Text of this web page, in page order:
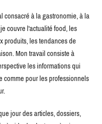
consacré à la gastronomie, à la
couvre l'actualité food, les
les tendances de
Mon travail consiste à
les informations qui
pour les professionnels
jour des articles, dossiers,